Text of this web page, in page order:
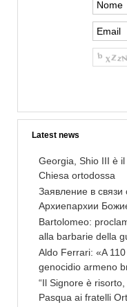
Latest news
Georgia, Shio III è
Chiesa ortodossa
Заявление в
Архиепархии
Bartolomeo:
alla barbarie della
Aldo Ferrari: «A
genocidio armeno
“Il Signore è
Pasqua ai fratelli